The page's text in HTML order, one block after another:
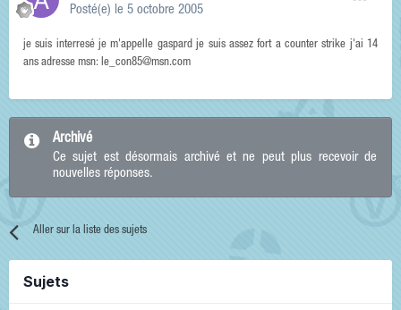
Posté(e) le 5 octobre 2005
je suis interresé je m'appelle gaspard je suis assez fort a counter strike j'ai 14
ans adresse msn: le_con85@msn.com
Archivé
Ce sujet est désormais archivé et ne peut plus recevoir de
nouvelles réponses.
Aller sur la liste des sujets
Sujets